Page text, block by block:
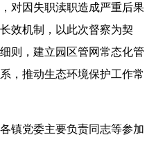
对因失职渎职造成严重后果
效机制，以此次督察为契
则，建立园区管网常态化管
，推动生态环境保护工作常
党委主要负责同志等参加